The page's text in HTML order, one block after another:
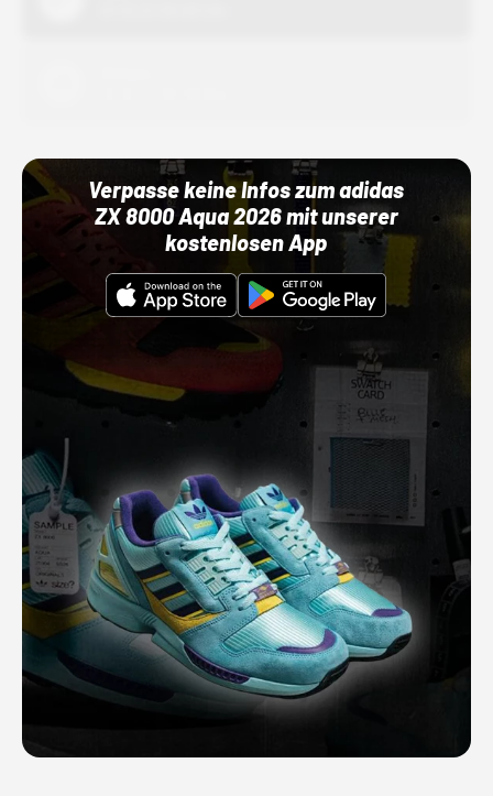
Verpasse keine Infos zum adidas
ZX 8000 Aqua 2026 mit unserer
kostenlosen App